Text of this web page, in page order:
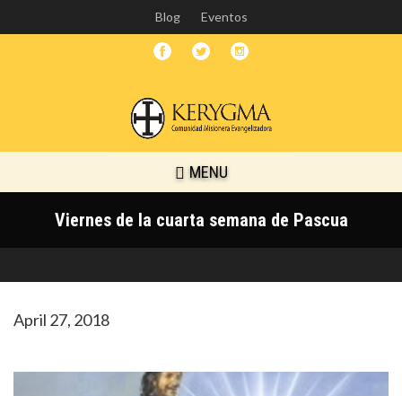
Skip
to
main
Blog Eventos
MENU
Viernes de la cuarta semana de Pascua
April 27, 2018